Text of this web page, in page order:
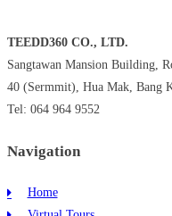
TEEDD360 CO., LTD.
Sangtawan Mansion Building,
40 (Sermmit), Hua Mak, Bang
Tel: 064 964 9552
Navigation
Home